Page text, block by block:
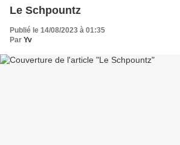
Le Schpountz
Publié le 14/08/2023 à 01:35
Par Yv